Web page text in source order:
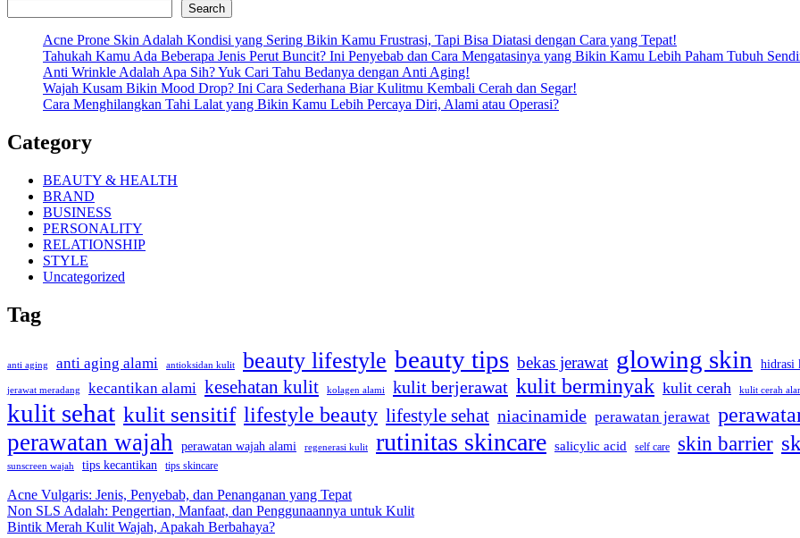
Search
Acne Prone Skin Adalah Kondisi yang Sering Bikin Kamu Frustrasi, Tapi Bisa Diatasi dengan Cara yang Tepat!
Tahukah Kamu Ada Beberapa Jenis Perut Buncit? Ini Penyebab dan Cara Mengatasinya yang Bikin Kamu Lebih Paham Tubuh
Anti Wrinkle Adalah Apa Sih? Yuk Cari Tahu Bedanya dengan Anti Aging!
Wajah Kusam Bikin Mood Drop? Ini Cara Sederhana Biar Kulitmu Kembali Cerah dan Segar!
Cara Menghilangkan Tahi Lalat yang Bikin Kamu Lebih Percaya Diri, Alami atau Operasi?
Category
BEAUTY & HEALTH
BRAND
BUSINESS
PERSONALITY
RELATIONSHIP
STYLE
Uncategorized
Tag
anti aging anti aging alami antioksidan kulit beauty lifestyle beauty tips bekas jerawat glowing skin hidrasi
jerawat meradang kecantikan alami kesehatan kulit kolagen alami kulit berjerawat kulit berminyak kulit cerah kulit cerah
kulit sehat kulit sensitif lifestyle beauty lifestyle sehat niacinamide perawatan jerawat
perawatan wajah perawatan wajah alami regenerasi kulit rutinitas skincare salicylic acid self care skin barrier
sunscreen wajah tips kecantikan tips skincare
Acne Vulgaris: Jenis, Penyebab, dan Penanganan yang Tepat
Non SLS Adalah: Pengertian, Manfaat, dan Penggunaannya untuk Kulit
Bintik Merah Kulit Wajah, Apakah Berbahaya?